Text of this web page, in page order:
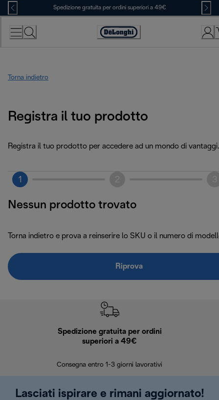
Skip
to
Content
Spedizione gratuita per ordini superiori a 49€
Accessibility
Torna indietro
Registra il tuo prodotto
Registra il tuo prodotto per accedere ad un mondo di vantaggi.
1
Nessun prodotto trovato
Torna indietro e prova a reinserire lo SKU o il numero di
Riprova
Spedizione gratuita per ordini
superiori a 49€
Consegna entro 1-3 giorni lavorativi
Lasciati ispirare e rimani aggiornato!